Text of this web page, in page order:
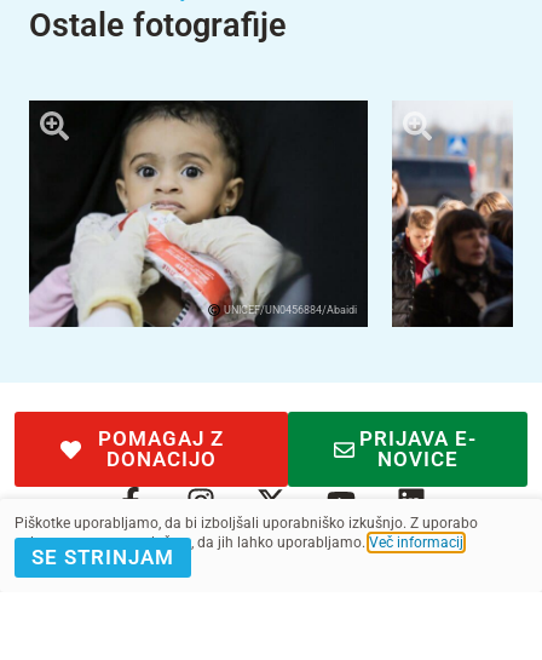
Ostale fotografije
UNICEF/UN0456884/Abaidi
POMAGAJ Z
DONACIJO
PRIJAVA E-
NOVICE
Piškotke uporabljamo, da bi izboljšali uporabniško izkušnjo. Z uporabo
spletnega mesta soglašate, da jih lahko uporabljamo. Več informacij
SE STRINJAM